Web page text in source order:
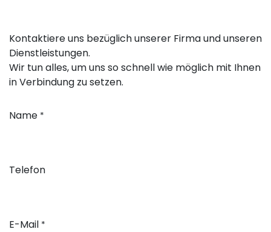
Kontaktiere uns bezüglich unserer Firma und unseren
Dienstleistungen.
Wir tun alles, um uns so schnell wie möglich mit Ihnen
in Verbindung zu setzen.
Name *
Telefon
E-Mail *